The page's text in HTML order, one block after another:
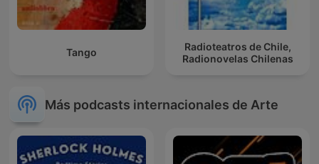
Tango
Radioteatros de Chile,
Radionovelas Chilenas
Más podcasts internacionales de Arte